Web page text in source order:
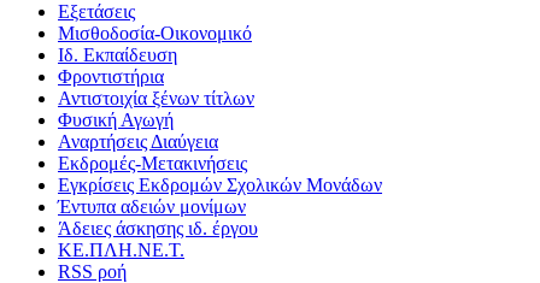
Εξετάσεις
Μισθοδοσία-Οικονομικό
Ιδ. Εκπαίδευση
Φροντιστήρια
Αντιστοιχία ξένων τίτλων
Φυσική Αγωγή
Αναρτήσεις Διαύγεια
Εκδρομές-Μετακινήσεις
Εγκρίσεις Εκδρομών Σχολικών Μονάδων
Έντυπα αδειών μονίμων
Άδειες άσκησης ιδ. έργου
ΚΕ.ΠΛΗ.ΝΕ.Τ.
RSS ροή